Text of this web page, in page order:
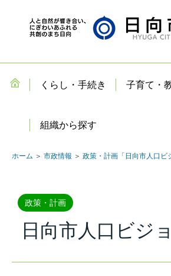
くらし・手続き 子育て・
組織から探す
ホーム ＞ 市政情報 ＞ 政策・計画「日向市人口ビ
政策・計画
日向市人口ビジ